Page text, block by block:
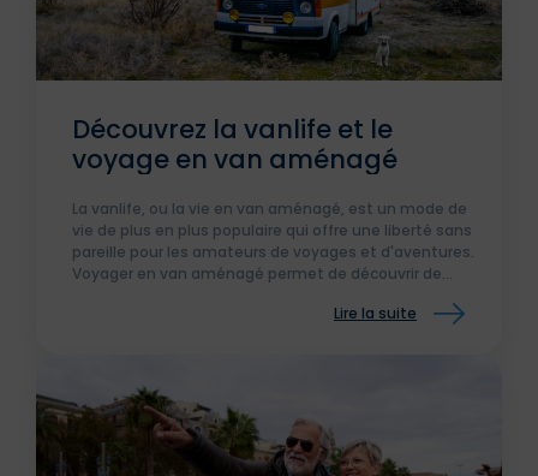
Découvrez la vanlife et le
voyage en van aménagé
La vanlife, ou la vie en van aménagé, est un mode de
vie de plus en plus populaire qui offre une liberté sans
pareille pour les amateurs de voyages et d'aventures.
Voyager en van aménagé permet de découvrir de
Lire la suite